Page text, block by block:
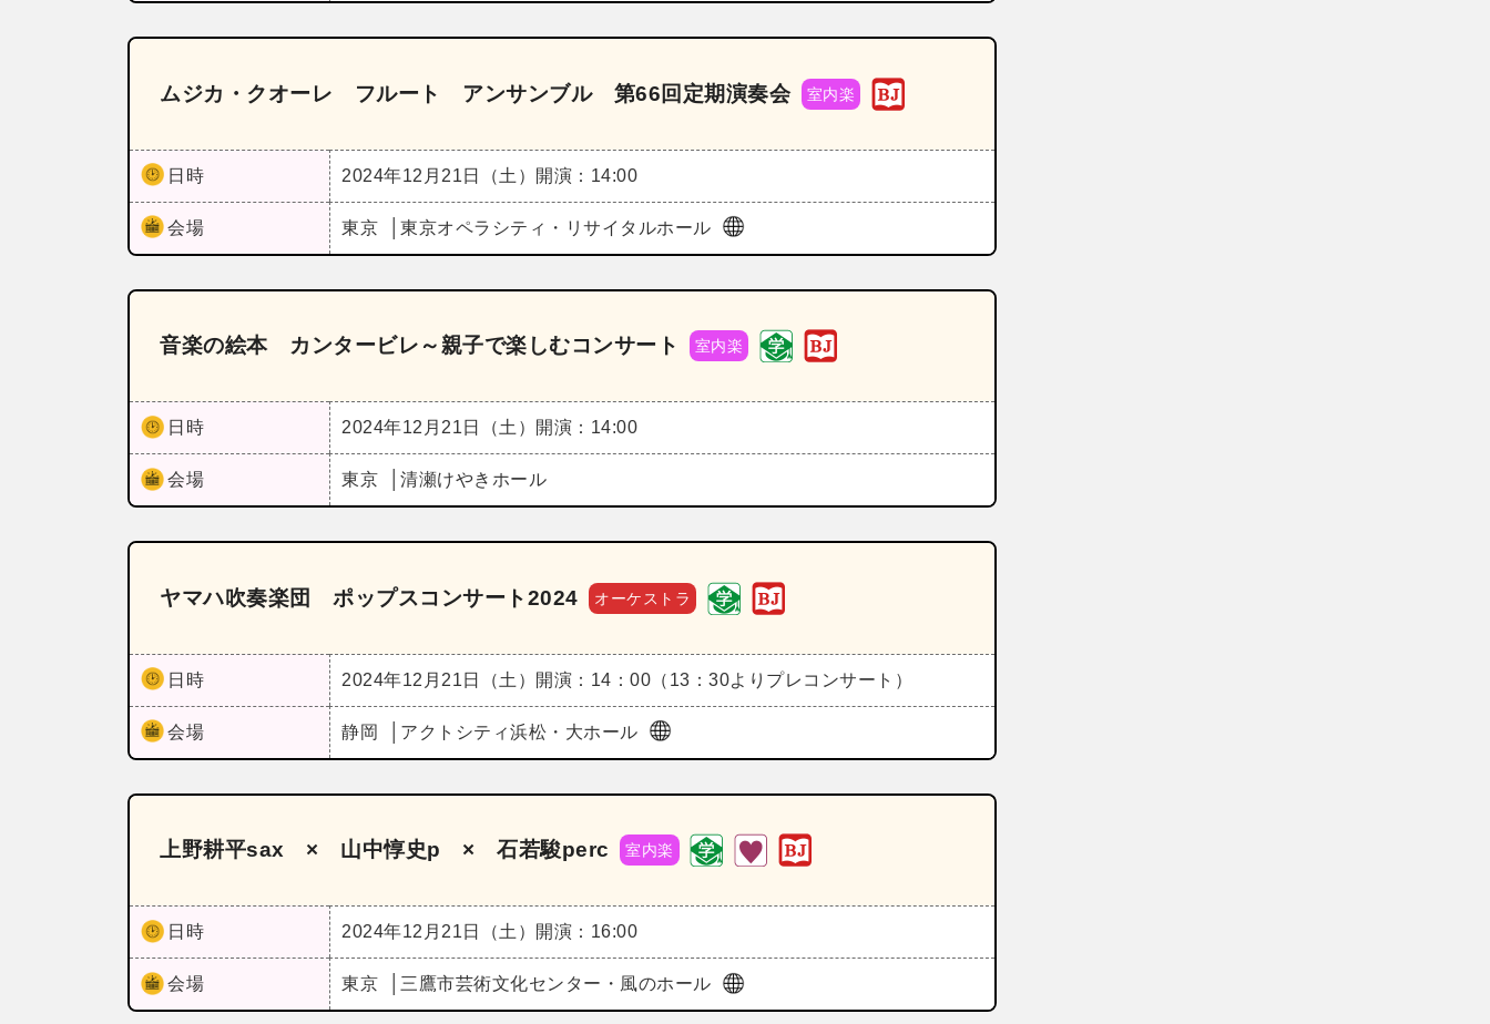
ムジカ・クオーレ フルート アンサンブル 第66回定期演奏会 室内楽
日時 2024年12月21日（土） 開演：14:00
会場 東京 東京オペラシティ・リサイタルホール
音楽の絵本 カンタービレ～親子で楽しむコンサート 室内楽
日時 2024年12月21日（土） 開演：14:00
会場 東京 清瀬けやきホール
ヤマハ吹奏楽団 ポップスコンサート2024 オーケストラ
日時 2024年12月21日（土） 開演：14：00（13：30よりプレコンサート）
会場 静岡 アクトシティ浜松・大ホール
上野耕平sax × 山中惇史p × 石若駿perc 室内楽
日時 2024年12月21日（土） 開演：16:00
会場 東京 三鷹市芸術文化センター・風のホール